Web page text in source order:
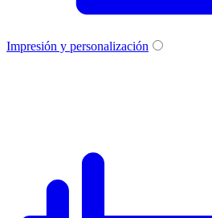
Impresión y personalización